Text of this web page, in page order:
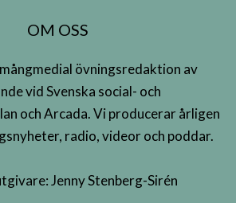
OM OSS
övningsredaktion av
vid Svenska social- och
och Arcada. Vi producerar årligen
radio, videor och poddar.
Jenny Stenberg-Sirén